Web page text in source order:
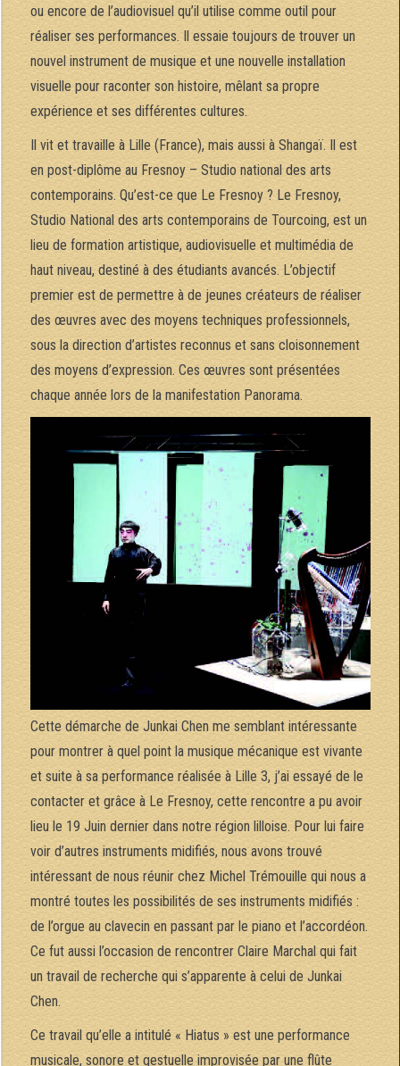
ou encore de l’audiovisuel qu’il utilise comme outil pour
réaliser ses performances. Il essaie toujours de trouver un
nouvel instrument de musique et une nouvelle installation
visuelle pour raconter son histoire, mêlant sa propre
expérience et ses différentes cultures.
Il vit et travaille à Lille (France), mais aussi à Shangaï. Il est
en post-diplôme au Fresnoy – Studio national des arts
contemporains. Qu’est-ce que Le Fresnoy ? Le Fresnoy,
Studio National des arts contemporains de Tourcoing, est un
lieu de formation artistique, audiovisuelle et multimédia de
haut niveau, destiné à des étudiants avancés. L’objectif
premier est de permettre à de jeunes créateurs de réaliser
des œuvres avec des moyens techniques professionnels,
sous la direction d’artistes reconnus et sans cloisonnement
des moyens d’expression. Ces œuvres sont présentées
chaque année lors de la manifestation Panorama.
Cette démarche de Junkai Chen me semblant intéressante
pour montrer à quel point la musique mécanique est vivante
et suite à sa performance réalisée à Lille 3, j’ai essayé de le
contacter et grâce à Le Fresnoy, cette rencontre a pu avoir
lieu le 19 Juin dernier dans notre région lilloise. Pour lui faire
voir d’autres instruments midifiés, nous avons trouvé
intéressant de nous réunir chez Michel Trémouille qui nous a
montré toutes les possibilités de ses instruments midifiés :
de l’orgue au clavecin en passant par le piano et l’accordéon.
Ce fut aussi l’occasion de rencontrer Claire Marchal qui fait
un travail de recherche qui s’apparente à celui de Junkai
Chen.
Ce travail qu’elle a intitulé « Hiatus » est une performance
musicale, sonore et gestuelle improvisée par une flûte